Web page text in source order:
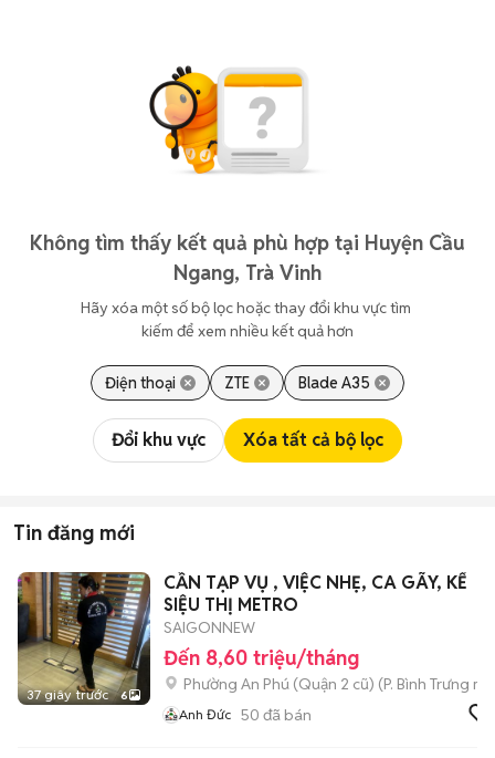
Không tìm thấy kết quả phù hợp tại Huyện Cầu
Ngang, Trà Vinh
Hãy xóa một số bộ lọc hoặc thay đổi khu vực tìm
kiếm để xem nhiều kết quả hơn
Điện thoại ZTE Blade A35
Đổi khu vực Xóa tất cả bộ lọc
Tin đăng mới
37 giây trước 6
CẦN TẠP VỤ , VIỆC NHẸ, CA GÃY, KẾ
SIỆU THỊ METRO
SAIGONNEW
Đến 8,60 triệu/tháng
Phường An Phú (Quận 2 cũ) (P. Bình Trưng
Anh Đức 50 đã bán